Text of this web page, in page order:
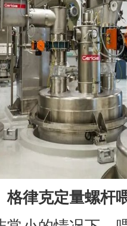
格律克定量螺杆